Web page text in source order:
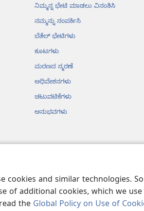
cookies and similar technologies.
of additional cookies, which we
the Global Policy on Use of
ನಿಮ್ಮನ್ನ ಭೇಟಿ ಮಾಡಲು ವಿನಂತಿಸಿ
ನಮ್ಮನ್ನು ಸಂಪರ್ಕಿಸಿ
ಬೆತೆಲ್‌ ಭೇಟಿಗಳು
ಕೂಟಗಳು
ಮರಣದ ಸ್ಮರಣೆ
ಅಧಿವೇಶನಗಳು
ಚಟುವಟಿಕೆಗಳು
ಅನುಭವಗಳು